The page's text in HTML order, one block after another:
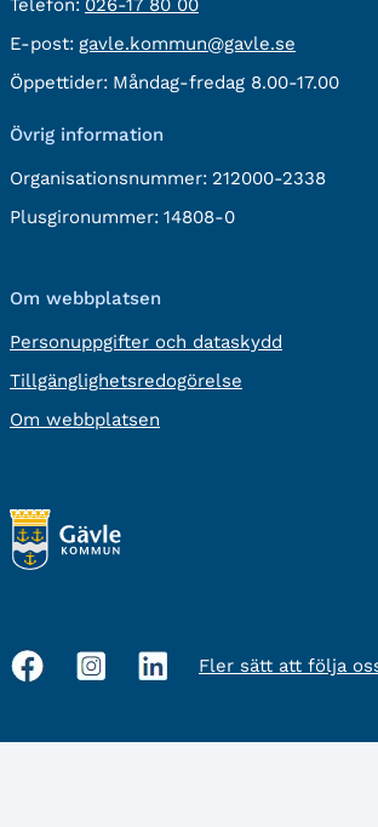
Telefon: 026-17 80 00
E-post: E-
post:
gavle.kommun@gavle.se
Öppettider: Måndag-fredag 8.00-17.00
Övrig information
Organisationsnummer: 212000-2338
Plusgironummer: 14808-0
Om webbplatsen
Personuppgifter och dataskydd
Tillgänglighetsredogörelse
Om webbplatsen
Sociala
Fler sätt att följa